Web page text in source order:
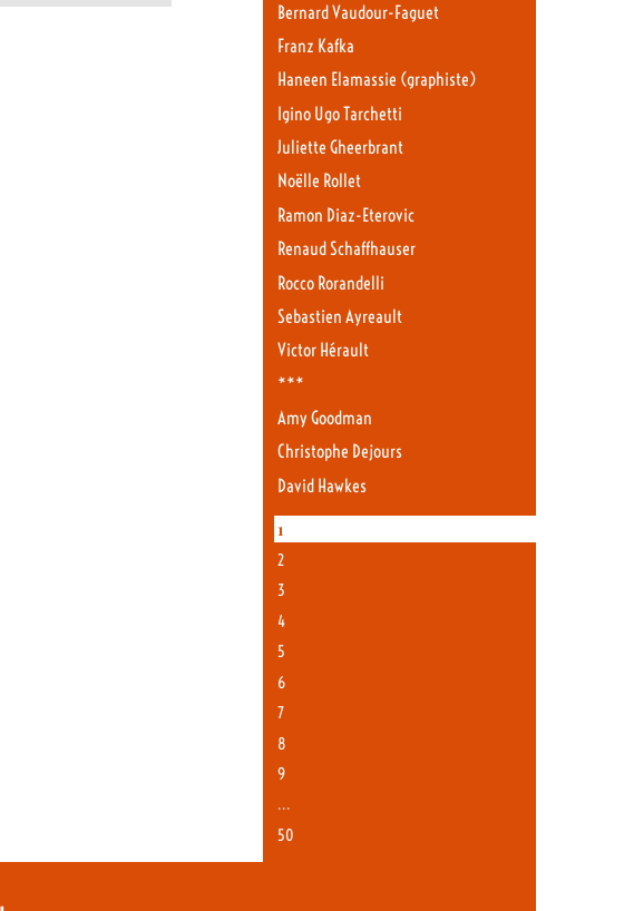
Bernard Vaudour-Faguet
Franz Kafka
Haneen Elamassie (graphiste)
Igino Ugo Tarchetti
Juliette Gheerbrant
Noëlle Rollet
Ramon Diaz-Eterovic
Renaud Schaffhauser
Rocco Rorandelli
Sebastien Ayreault
Victor Hérault
***
Amy Goodman
Christophe Dejours
David Hawkes
1
2
3
4
5
6
7
8
9
…
50